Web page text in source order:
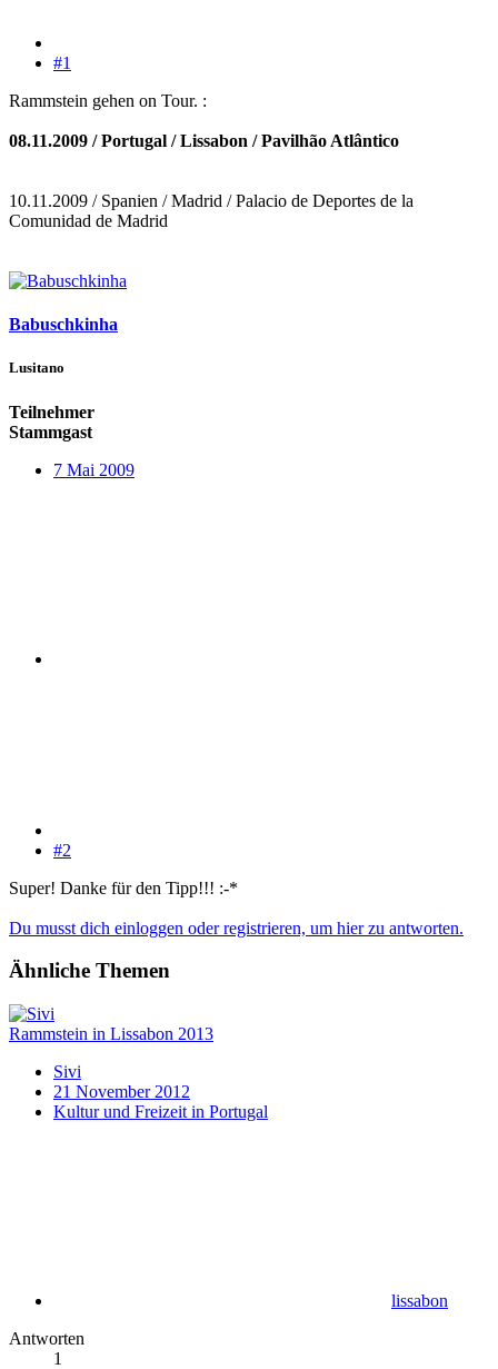
#1
Rammstein gehen on Tour. :
08.11.2009 / Portugal / Lissabon / Pavilhão Atlântico
10.11.2009 / Spanien / Madrid / Palacio de Deportes de la
Comunidad de Madrid
Babuschkinha
Lusitano
Teilnehmer
Stammgast
7 Mai 2009
#2
Super! Danke für den Tipp!!! :-*
Du musst dich einloggen oder registrieren, um hier zu antworten.
Ähnliche Themen
Rammstein in Lissabon 2013
Sivi
21 November 2012
Kultur und Freizeit in Portugal
lissabon
Antworten
1